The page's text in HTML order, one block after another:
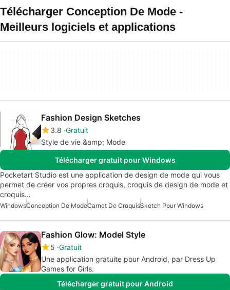
Télécharger Conception De Mode -
Meilleurs logiciels et applications
Fashion Design Sketches
3.8 Gratuit
Style de vie &amp; Mode
Télécharger gratuit pour Windows
Pocketart Studio est une application de design de mode qui vous
permet de créer vos propres croquis, croquis de design de mode et
croquis…
WindowsConception De ModeCarnet De CroquisSketch Pour Windows
Fashion Glow: Model Style
5 Gratuit
Une application gratuite pour Android, par Dress Up
Games for Girls.
Télécharger gratuit pour Android